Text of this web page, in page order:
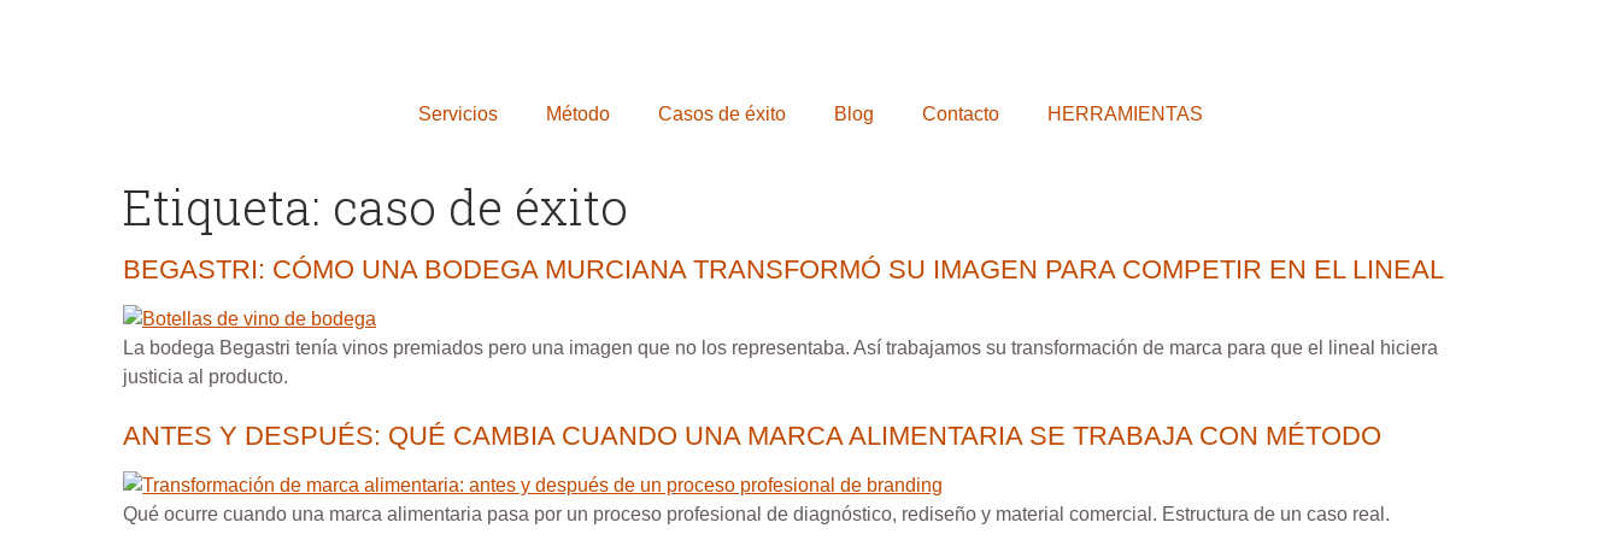
Servicios Método Casos de éxito Blog Contacto HERRAMIENTAS
Etiqueta: caso de éxito
BEGASTRI: CÓMO UNA BODEGA MURCIANA TRANSFORMÓ SU IMAGEN PARA COMPETIR EN EL LINEAL
La bodega Begastri tenía vinos premiados pero una imagen que no los representaba. Así trabajamos su transformación de marca para que el lineal hiciera
justicia al producto.
ANTES Y DESPUÉS: QUÉ CAMBIA CUANDO UNA MARCA ALIMENTARIA SE TRABAJA CON MÉTODO
Qué ocurre cuando una marca alimentaria pasa por un proceso profesional de diagnóstico, rediseño y material comercial. Estructura de un caso real.